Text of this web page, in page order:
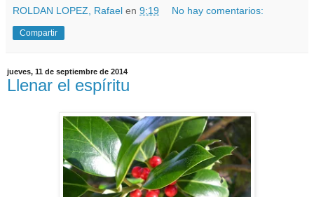
ROLDAN LOPEZ, Rafael en 9:19 No hay comentarios:
Compartir
jueves, 11 de septiembre de 2014
Llenar el espíritu